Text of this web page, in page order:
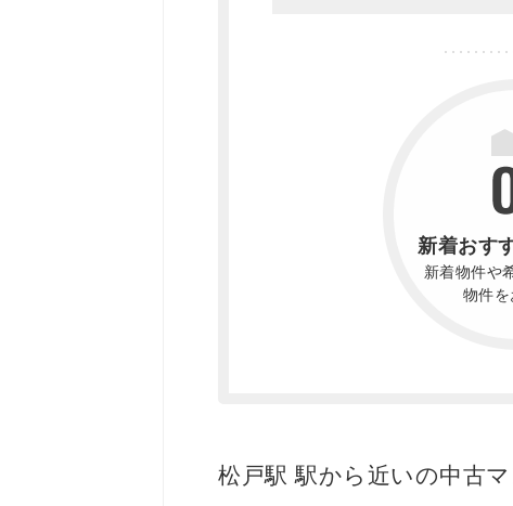
新着おす
新着物件や
物件を
松戸駅 駅から近いの中古